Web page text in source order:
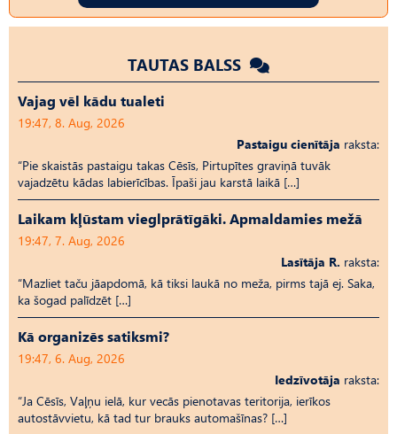
TAUTAS BALSS
Vajag vēl kādu tualeti
19:47, 8. Aug, 2026
Pastaigu cienītāja raksta:
“Pie skaistās pastaigu takas Cēsīs, Pirtupītes graviņā tuvāk
vajadzētu kādas labierīcības. Īpaši jau karstā laikā […]
Laikam kļūstam vieglprātīgāki. Apmaldamies mežā
19:47, 7. Aug, 2026
Lasītāja R. raksta:
“Mazliet taču jāapdomā, kā tiksi laukā no meža, pirms tajā ej. Saka,
ka šogad palīdzēt […]
Kā organizēs satiksmi?
19:47, 6. Aug, 2026
Iedzīvotāja raksta:
“Ja Cēsīs, Vaļņu ielā, kur vecās pienotavas teritorija, ierīkos
autostāvvietu, kā tad tur brauks automašīnas? […]